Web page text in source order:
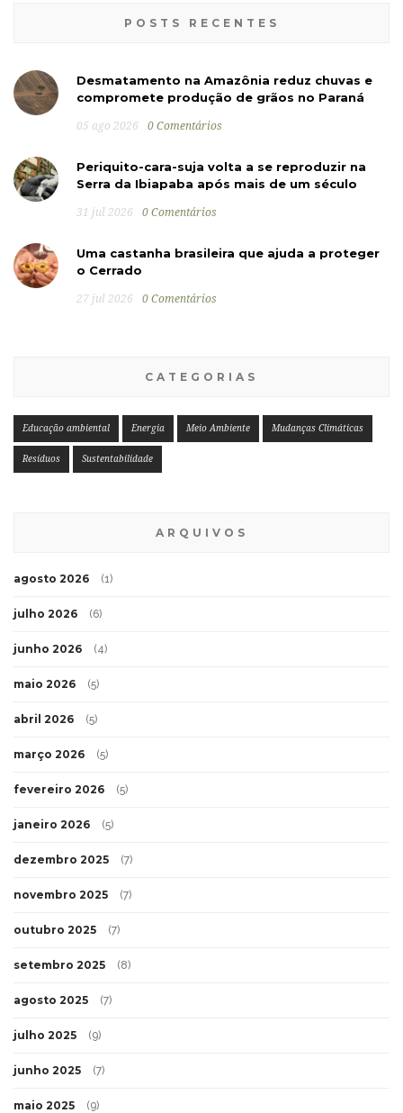
POSTS RECENTES
Desmatamento na Amazônia reduz chuvas e
compromete produção de grãos no Paraná
05 ago 2026 0 Comentários
Periquito-cara-suja volta a se reproduzir na
Serra da Ibiapaba após mais de um século
31 jul 2026 0 Comentários
Uma castanha brasileira que ajuda a proteger
o Cerrado
27 jul 2026 0 Comentários
CATEGORIAS
Educação ambiental Energia Meio Ambiente Mudanças Climáticas
Resíduos Sustentabilidade
ARQUIVOS
agosto 2026 (1)
julho 2026 (6)
junho 2026 (4)
maio 2026 (5)
abril 2026 (5)
março 2026 (5)
fevereiro 2026 (5)
janeiro 2026 (5)
dezembro 2025 (7)
novembro 2025 (7)
outubro 2025 (7)
setembro 2025 (8)
agosto 2025 (7)
julho 2025 (9)
junho 2025 (7)
maio 2025 (9)